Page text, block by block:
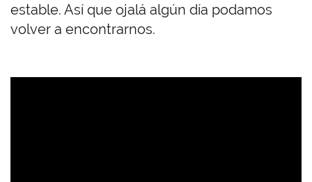
estable. Así que ojalá algún día podamos
volver a encontrarnos.